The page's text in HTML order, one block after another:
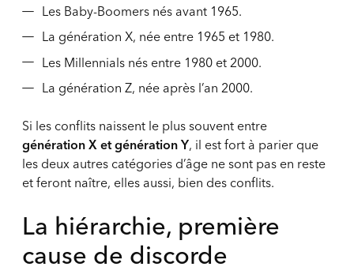
Les Baby-Boomers nés avant 1965.
La génération X, née entre 1965 et 1980.
Les Millennials nés entre 1980 et 2000.
La génération Z, née après l’an 2000.
Si les conflits naissent le plus souvent entre
génération X et génération Y, il est fort à parier que
les deux autres catégories d’âge ne sont pas en reste
et feront naître, elles aussi, bien des conflits.
La hiérarchie, première
cause de discorde